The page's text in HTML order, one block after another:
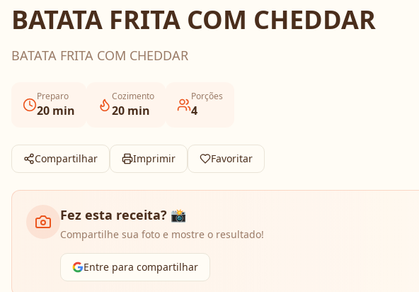
BATATA FRITA COM CHEDDAR
BATATA FRITA COM CHEDDAR
Preparo
20 min
Cozimento
20 min
Porções
4
Compartilhar Imprimir Favoritar
Fez esta receita? 📸
Compartilhe sua foto e mostre o resultado!
Entre para compartilhar